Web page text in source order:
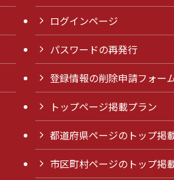
ログインページ
パスワードの再発行
登録情報の削除申請フォー
トップページ掲載プラン
都道府県ページのトップ掲
市区町村ページのトップ掲